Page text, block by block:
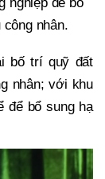
nhân.
bố trí quỹ đất
nhân; với khu
để bổ sung hạ